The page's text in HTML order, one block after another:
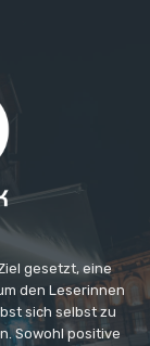
gesetzt, eine
den Leserinnen
sich selbst zu
Sowohl positive